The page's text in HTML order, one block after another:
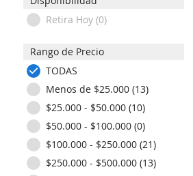
Retira Hoy (0)
Rango de Precio
TODAS
Menos de $25.000 (13)
$25.000 - $50.000 (10)
$50.000 - $100.000 (0)
$100.000 - $250.000 (21)
$250.000 - $500.000 (13)